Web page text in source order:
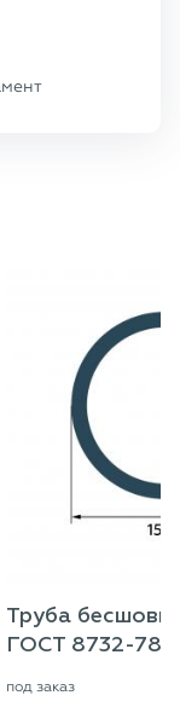
Труба
ГОСТ 8732-78,
под заказ